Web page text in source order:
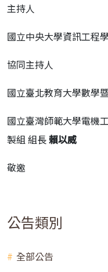
主持人
國立中央大學資訊工程
協同主持人
國立臺北教育大學數學
國立臺灣師範大學電機
製組 組長賴以威
敬邀
公告類別
全部公告